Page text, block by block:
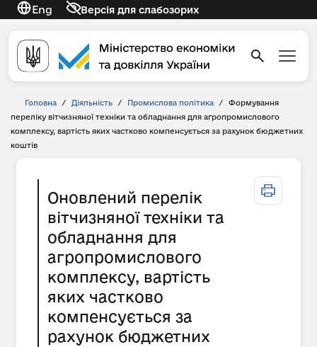
Eng Версія для слабозорих
Головна / Діяльність / Промислова політика /
Формування
переліку вітчизняної техніки та обладнання для агропромислового
комплексу, вартість яких частково компенсується за рахунок бюджетних
коштів
Оновлений перелік
вітчизняної техніки та
обладнання для
агропромислового
комплексу, вартість
яких частково
компенсується за
рахунок бюджетних